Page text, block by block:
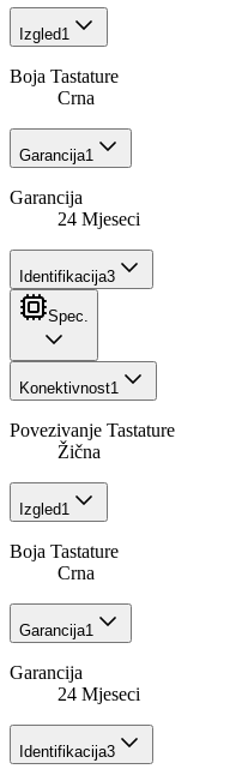
Izgled1
Boja Tastature
Crna
Garancija1
Garancija
24 Mjeseci
Identifikacija3
Spec.
Konektivnost1
Povezivanje Tastature
Žična
Izgled1
Boja Tastature
Crna
Garancija1
Garancija
24 Mjeseci
Identifikacija3